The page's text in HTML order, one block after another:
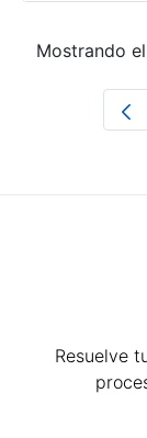
Mostrando
Resuelve